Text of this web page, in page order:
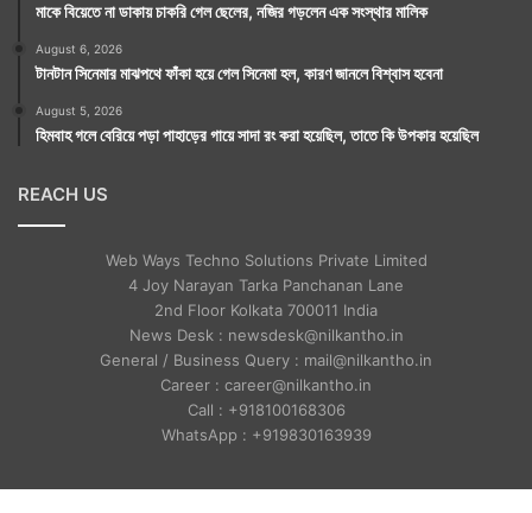
মাকে বিয়েতে না ডাকায় চাকরি গেল ছেলের, নজির গড়লেন এক সংস্থার মালিক
August 6, 2026
টানটান সিনেমার মাঝপথে ফাঁকা হয়ে গেল সিনেমা হল, কারণ জানলে বিশ্বাস হবেনা
August 5, 2026
হিমবাহ গলে বেরিয়ে পড়া পাহাড়ের গায়ে সাদা রং করা হয়েছিল, তাতে কি উপকার হয়েছিল
REACH US
Web Ways Techno Solutions Private Limited
4 Joy Narayan Tarka Panchanan Lane
2nd Floor Kolkata 700011 India
News Desk : newsdesk@nilkantho.in
General / Business Query : mail@nilkantho.in
Career : career@nilkantho.in
Call : +918100168306
WhatsApp : +919830163939